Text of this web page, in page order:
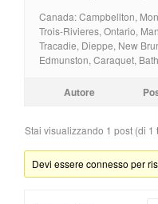
Canada: Campbellton,
Trois-Rivieres, Ontario,
Tracadie, Dieppe, New
Edmunston, Caraquet,
Autore
Stai visualizzando 1 post (di 1
Devi essere connesso per